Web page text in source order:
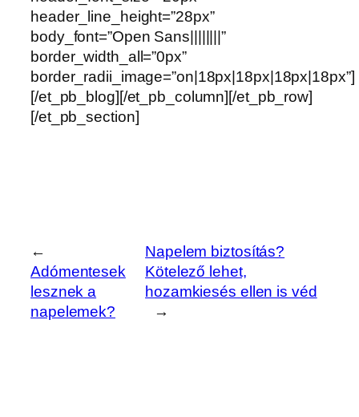
header_line_height=”28px”
body_font=”Open Sans||||||||”
border_width_all=”0px”
border_radii_image=”on|18px|18px|18px|18px”]
[/et_pb_blog][/et_pb_column][/et_pb_row]
[/et_pb_section]
←
Adómentesek
lesznek a
napelemek?
Napelem biztosítás?
Kötelező lehet,
hozamkiesés ellen is véd
→